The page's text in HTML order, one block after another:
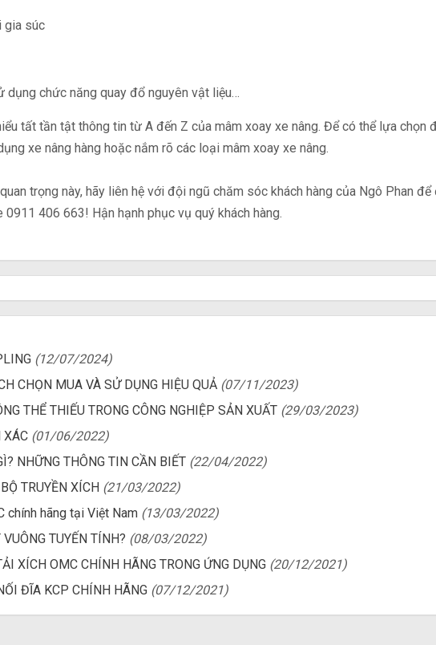
gia súc
dụng chức năng quay đổ nguyên vật liệu…
tất tần tật thông tin từ A đến Z của mâm xoay xe nâng. Để có thể lựa
xe nâng hàng hoặc nắm rõ các loại mâm xoay xe nâng.
trọng này, hãy liên hệ với đội ngũ chăm sóc khách hàng của Ngô Phan
406 663! Hận hạnh phục vụ quý khách hàng.
(12/07/2024)
CHỌN MUA VÀ SỬ DỤNG HIỆU QUẢ (07/11/2023)
THỂ THIẾU TRONG CÔNG NGHIỆP SẢN XUẤT (29/03/2023)
XÁC (01/06/2022)
NHỮNG THÔNG TIN CẦN BIẾT (22/04/2022)
TRUYỀN XÍCH (21/03/2022)
chính hãng tại Việt Nam (13/03/2022)
TUYẾN TÍNH? (08/03/2022)
XÍCH OMC CHÍNH HÃNG TRONG ỨNG DỤNG (20/12/2021)
ĐĨA KCP CHÍNH HÃNG (07/12/2021)